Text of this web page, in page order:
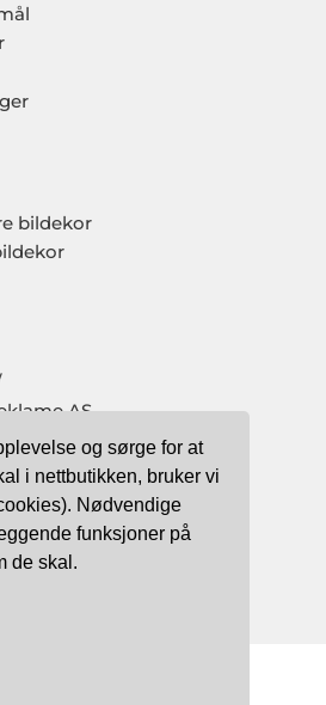
og sørge for at
i nettbutikken, bruker vi
Nødvendige
funksjoner på
de skal.
bildekor
AS
MVA
BETALING MED: